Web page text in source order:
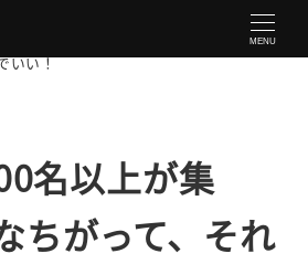
MENU
貿易家®100名以上が集結！
いい！
名以上が集
ちがって、それ